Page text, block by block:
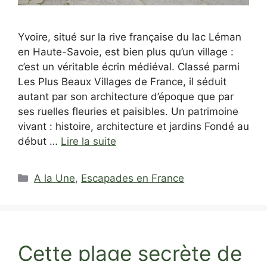
Yvoire, situé sur la rive française du lac Léman
en Haute-Savoie, est bien plus qu’un village :
c’est un véritable écrin médiéval. Classé parmi
Les Plus Beaux Villages de France, il séduit
autant par son architecture d’époque que par
ses ruelles fleuries et paisibles. Un patrimoine
vivant : histoire, architecture et jardins Fondé au
début … Lire la suite
Catégories
A la Une, Escapades en France
Cette plage secrète de